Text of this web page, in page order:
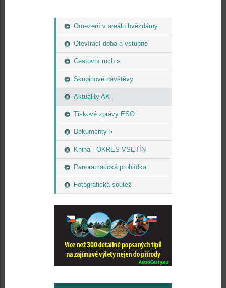
Omezení v areálu hvězdárny
Otevírací doba a vstupné
Cestovní ruch »
Skupinové návštěvy
Aktuality AK
Tiskové zprávy ESO
Dokumenty »
Kniha - OKRES VSETÍN
Panoramatická prohlídka
Fotografická soutež